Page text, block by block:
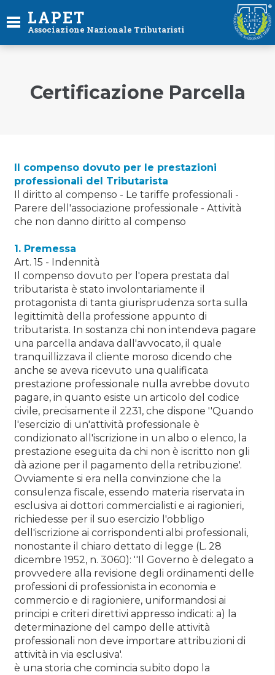
LAPET
Associazione Nazionale Tributaristi
Certificazione Parcella
Il compenso dovuto per le prestazioni
professionali del Tributarista
Il diritto al compenso - Le tariffe professionali -
Parere dell'associazione professionale - Attività
che non danno diritto al compenso
1. Premessa
Art. 15 - Indennità
Il compenso dovuto per l'opera prestata dal
tributarista è stato involontariamente il
protagonista di tanta giurisprudenza sorta sulla
legittimità della professione appunto di
tributarista. In sostanza chi non intendeva pagare
una parcella andava dall'avvocato, il quale
tranquillizzava il cliente moroso dicendo che
anche se aveva ricevuto una qualificata
prestazione professionale nulla avrebbe dovuto
pagare, in quanto esiste un articolo del codice
civile, precisamente il 2231, che dispone ''Quando
l'esercizio di un'attività professionale è
condizionato all'iscrizione in un albo o elenco, la
prestazione eseguita da chi non è iscritto non gli
dà azione per il pagamento della retribuzione'.
Ovviamente si era nella convinzione che la
consulenza fiscale, essendo materia riservata in
esclusiva ai dottori commercialisti e ai ragionieri,
richiedesse per il suo esercizio l'obbligo
dell'iscrizione ai corrispondenti albi professionali,
nonostante il chiaro dettato di legge (L. 28
dicembre 1952, n. 3060): ''Il Governo è delegato a
provvedere alla revisione degli ordinamenti delle
professioni di professionista in economia e
commercio e di ragioniere, uniformandosi ai
principi e criteri direttivi appresso indicati: a) la
determinazione del campo delle attività
professionali non deve importare attribuzioni di
attività in via esclusiva'.
è una storia che comincia subito dopo la